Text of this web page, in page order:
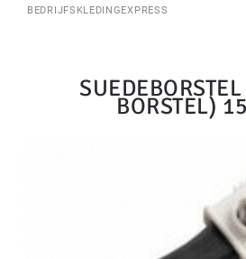
BEDRIJFSKLEDINGEXPRESS
BORSTEL)